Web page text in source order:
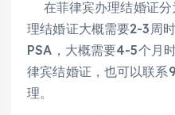
在菲律宾办理结婚证分
理结婚证大概需要2-3周
PSA，大概需要4-5个月
律宾结婚证，也可以联
理。